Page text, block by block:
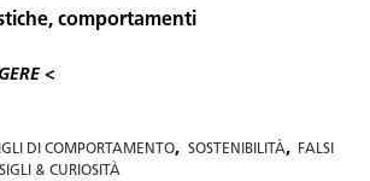
comportamenti
<
DI COMPORTAMENTO, SOSTENIBILITÀ,
FALSI
& CURIOSITÀ